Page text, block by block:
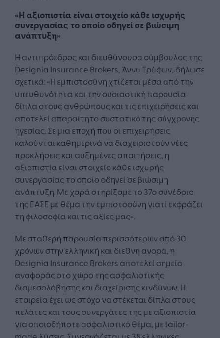
«Η αξιοπιστία είναι στοιχείο κάθε ισχυρής
συνεργασίας το οποίο οδηγεί σε βιώσιμη
ανάπτυξη»
Η αντιπρόεδρος και διευθύνουσα σύμβουλος της
Designia Insurance Brokers, Άννυ Τρύφων, δήλωσε
σχετικά: «Η εμπιστοσύνη χτίζεται μέσα από την
υπευθυνότητα και την ουσιαστική παρουσία
δίπλα στους ανθρώπους και τις επιχειρήσεις και
αποτελεί απαραίτητο συστατικό της σύγχρονης
ηγεσίας. Σε μια εποχή που οι επιχειρήσεις
καλούνται καθημερινά να διαχειριστούν νέες
προκλήσεις και αυξημένες απαιτήσεις, η
αξιοπιστία είναι στοιχείο κάθε ισχυρής
συνεργασίας το οποίο οδηγεί σε βιώσιμη
ανάπτυξη. Με χαρά στηρίξαμε το 37ο συνέδριο
της ΕΑΣΕ με θέμα την εμπιστοσύνη γιατί εκφράζει
τη φιλοσοφία και τις αξίες μας».
Με σταθερή παρουσία περισσότερων από 30
χρόνων στην ελληνική και διεθνή αγορά, η
Designia Insurance Brokers αποτελεί σημείο
αναφοράς στο χώρο της ασφαλιστικής
διαμεσολάβησης και διαχείρισης κινδύνων. Η
εταιρεία έχει ως στόχο να στέκεται δίπλα στους
πελάτες και τους συνεργάτες της με αξιοπιστία
για οποιοδήποτε ασφαλιστικό θέμα, με tailor-
made λύσεις. Συνεργάζεται με 38 ελληνικές